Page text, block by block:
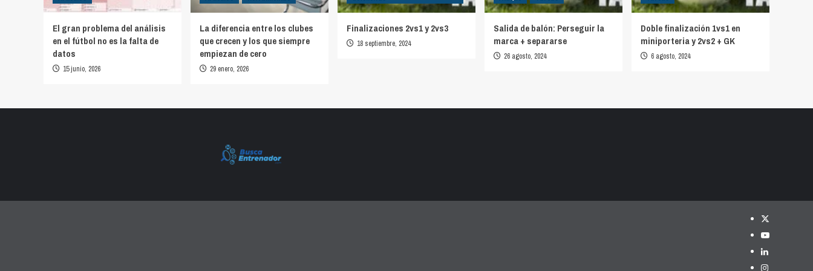
El gran problema del análisis
en el fútbol no es la falta de
datos
15 junio, 2026
La diferencia entre los clubes
que crecen y los que siempre
empiezan de cero
29 enero, 2026
Finalizaciones 2vs1 y 2vs3
18 septiembre, 2024
Salida de balón: Perseguir la
marca + separarse
26 agosto, 2024
Doble finalización 1vs1 en
miniporteria y 2vs2 + GK
6 agosto, 2024
Twitter
YouTube
LinkedIn
Instagram